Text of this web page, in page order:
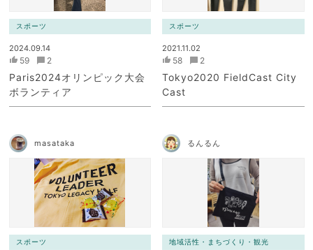
スポーツ
2024.09.14
59 2
Paris2024オリンピック大会
ボランティア
スポーツ
2021.11.02
58 2
Tokyo2020 FieldCast City
Cast
masataka
スポーツ
るんるん
地域活性・まちづくり・観光